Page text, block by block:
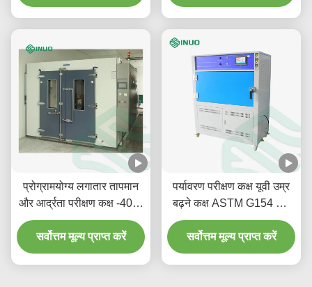
प्रोग्रामयोग्य लगातार तापमान
और आर्द्रता परीक्षण कक्ष -40℃
से +50℃
सर्वोत्तम मूल्य प्राप्त करें
पर्यावरण परीक्षण कक्ष यूवी उम्र
बढ़ने कक्ष ASTM G154 और
IEC 61215 के अनुरूप है
सर्वोत्तम मूल्य प्राप्त करें